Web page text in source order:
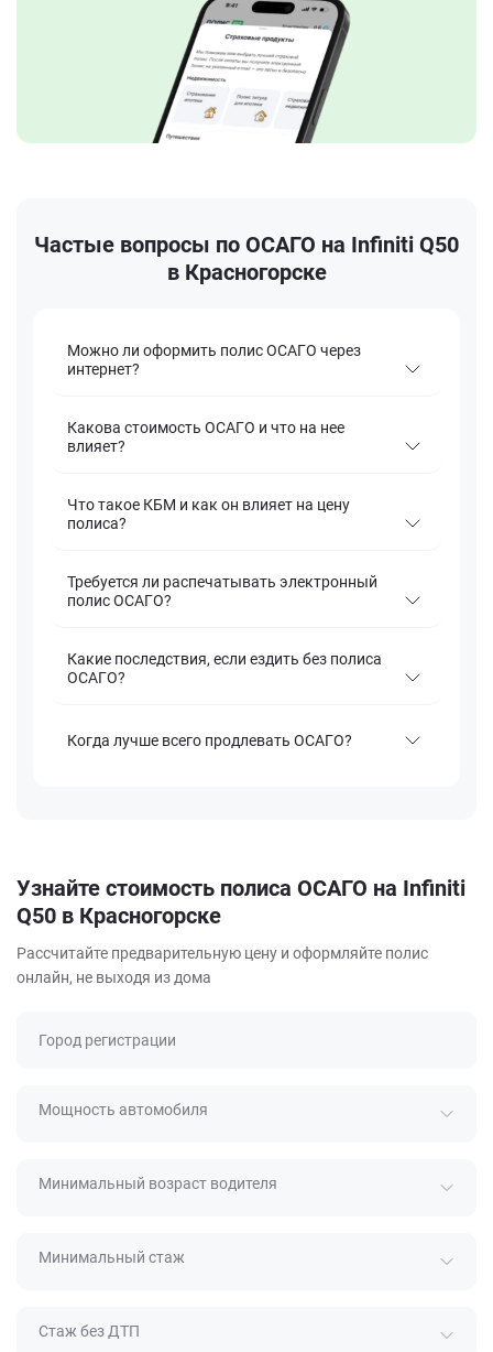
Частые вопросы по ОСАГО на Infiniti Q50
в Красногорске
Можно ли оформить полис ОСАГО через
интернет?
Какова стоимость ОСАГО и что на нее
влияет?
Что такое КБМ и как он влияет на цену
полиса?
Требуется ли распечатывать электронный
полис ОСАГО?
Какие последствия, если ездить без полиса
ОСАГО?
Когда лучше всего продлевать ОСАГО?
Узнайте стоимость полиса ОСАГО на Infiniti
Q50 в Красногорске
Рассчитайте предварительную цену и оформляйте полис
онлайн, не выходя из дома
Город регистрации
Мощность автомобиля
Минимальный возраст водителя
Минимальный стаж
Стаж без ДТП